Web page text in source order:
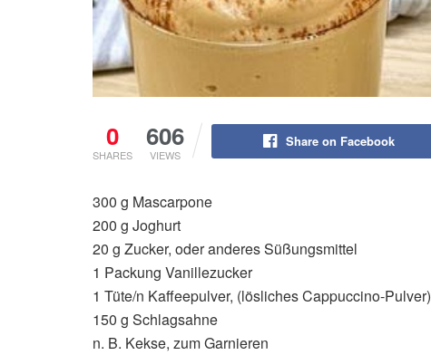
0
SHARES
606
VIEWS
Share on Facebook
300 g Mascarpone
200 g Joghurt
20 g Zucker, oder anderes Süßungsmittel
1 Packung Vanillezucker
1 Tüte/n Kaffeepulver, (lösliches Cappuccino-Pulver)
150 g Schlagsahne
n. B. Kekse, zum Garnieren